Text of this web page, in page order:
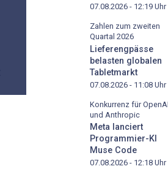
07.08.2026 - 12:19 Uhr
Zahlen zum zweiten
Quartal 2026
Lieferengpässe
belasten globalen
Tabletmarkt
07.08.2026 - 11:08 Uhr
Konkurrenz für OpenAI
und Anthropic
Meta lanciert
Programmier-KI
Muse Code
07.08.2026 - 12:18 Uhr